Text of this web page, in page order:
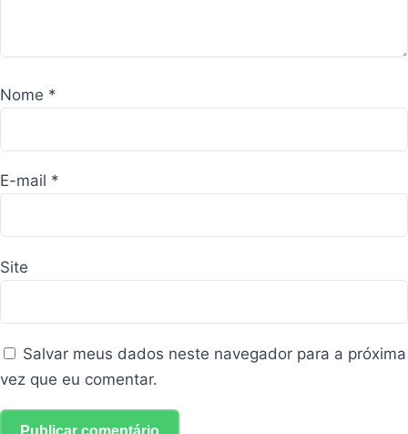
Nome *
E-mail *
Site
Salvar meus dados neste navegador para a próxima
vez que eu comentar.